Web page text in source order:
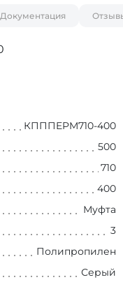
Документация
КПППEPM710-400
500
710
400
Муфта
3
Полипропилен
Серый